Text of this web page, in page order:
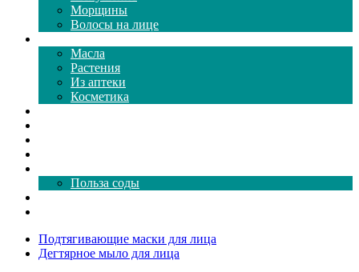
Морщины
Волосы на лице
Масла
Растения
Из аптеки
Косметика
Польза соды
Подтягивающие маски для лица
Дегтярное мыло для лица